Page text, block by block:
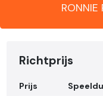
RONNIE
Richtprijs
Prijs